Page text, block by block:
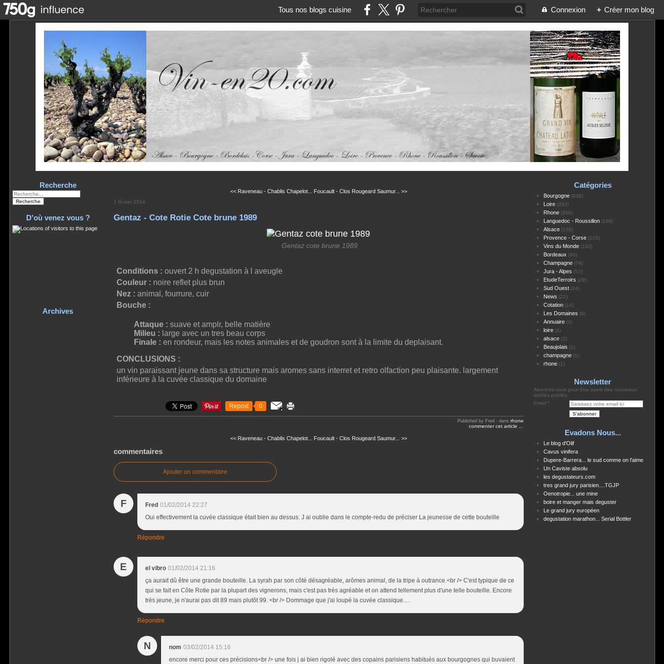
Tous nos blogs cuisine Connexion + Créer mon blog
Recherche
D'où venez vous ?
Archives
<< Raveneau - Chablis Chapelot... Foucault - Clos Rougeard Saumur... >>
1 février 2014
Gentaz - Cote Rotie Cote brune 1989
Gentaz cote brune 1989
Conditions : ouvert 2 h degustation à l aveugle
Couleur : noire reflet plus brun
Nez : animal, fourrure, cuir
Bouche :
Attaque : suave et amplr, belle matière
Milieu : large avec un tres beau corps
Finale : en rondeur, mais les notes animales et de goudron sont à la limite du deplaisant.
CONCLUSIONS :
un vin paraissant jeune dans sa structure mais aromes sans interret et retro olfaction peu plaisante. largement
inférieure à la cuvée classique du domaine
Repost 0
Published by Fred -dans rhone
commenter cet article
<< Raveneau - Chablis Chapelot... Foucault - Clos Rougeard Saumur... >>
commentaires
Ajouter un commentaire
F Fred 01/02/2014 22:27
Oui effectivement la cuvée classique était bien au dessus. J ai oublie dans le compte-redu de préciser La jeunesse de cette bouteille
Répondre
E el vibro 01/02/2014 21:16
ça aurait dû être une grande bouteille. La syrah par son côté désagréable, arômes animal, de la tripe à outrance.<br /> C'est typique de ce
qui se fait en Côte Rotie par la plupart des vignerons, mais c'est pas très agréable et on attend tellement plus d'une telle bouteille. Encore
très jeune, je n'aurai pas dit 89 mais plutôt 99. <br /> Dommage que j'ai loupé la cuvée classique.....
Répondre
N nom 03/02/2014 15:16
encore merci pour ces précisions<br /> une fois j ai bien rigolé avec des copains parisiens habitués aux bourgognes qui buvaient
Catégories
Bourgogne(836)
Loire(393)
Rhone(306)
Languedoc - Roussillon(188)
Alsace(139)
Provence - Corse(103)
Vins du Monde(102)
Bordeaux (96)
Champagne(79)
Jura - Alpes (57)
EtudeTerroirs (29)
Sud Ouest(24)
News (22)
Cotation(14)
Les Domaines (9)
Annuaire(4)
loire(4)
alsace(2)
Beaujolais (1)
champagne(1)
rhone(1)
Newsletter
Abonnez-vous pour être averti des nouveaux
articles publiés.
Email
Evadons Nous...
Le blog d'Olif
Cavus vinifera
Dupere-Barrera... le sud comme on l'aime
Un Caviste absolu
les degustateurs.com
tres grand jury parisien....TGJP
Oenotropie... une mine
boire et manger mais deguster
Le grand jury européen
degustation marathon... Serial Bottler